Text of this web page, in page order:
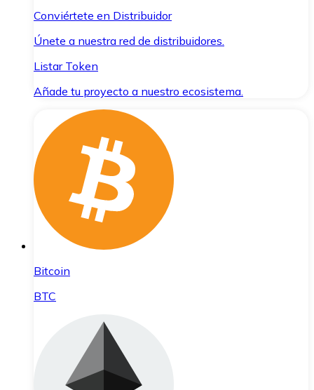
Conviértete en Distribuidor
Únete a nuestra red de distribuidores.
Listar Token
Añade tu proyecto a nuestro ecosistema.
Bitcoin
BTC